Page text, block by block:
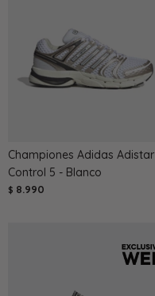
Championes Adidas Adistar
Control 5 - Blanco
$ 8.990